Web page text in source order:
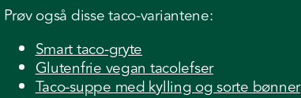
Prøv også disse taco-variantene:
Smart taco-gryte
Glutenfrie vegan tacolefser
Taco-suppe med kylling og sorte bønner